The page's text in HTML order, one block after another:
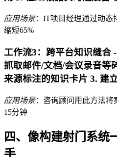
应用场景：IT项目经理通过动态
缩短65%
工作流3：跨平台知识缝合 -
抓取邮件/文档/会议录音等
来源标注的知识卡片 3. 建
应用场景：咨询顾问用此方法将
15分钟
四、像构建射门系统
手